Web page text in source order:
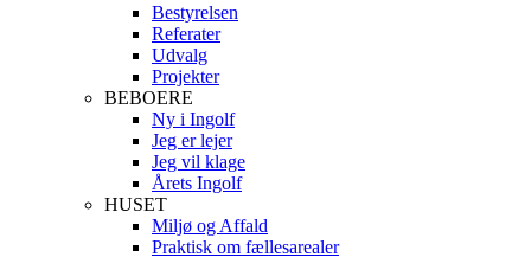
Bestyrelsen
Referater
Udvalg
Projekter
BEBOERE
Ny i Ingolf
Jeg er lejer
Jeg vil klage
Årets Ingolf
HUSET
Miljø og Affald
Praktisk om fællesarealer